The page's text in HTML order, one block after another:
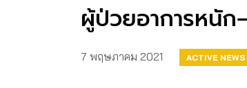
ผู้ป่วยอาการหนั
7 พฤษภาคม 2021 ACTIVE NEWS